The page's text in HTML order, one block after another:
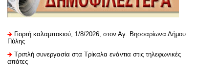
Γιορτή καλαμποκιού, 1/8/2026, στον Αγ. Βησσαρίωνα Δήμου
Πύλης
Τριπλή συνεργασία στα Τρίκαλα ενάντια στις τηλεφωνικές
απάτες